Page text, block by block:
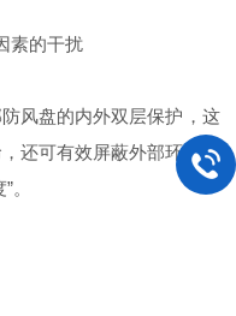
素的干扰
风盘的内外双层保护，这
还可有效屏蔽外部环境的
。